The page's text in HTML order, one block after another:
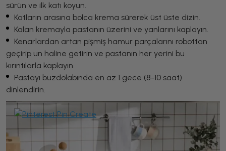
sürün ve ilk katı koyun.
Katların arasına bolca krema sürerek üst üste dizin.
Kalan kremayla pastanın üzerini ve yanlarını kaplayın.
Kenarlardan artan pişmiş hamur parçalarını robottan
geçirip un haline getirin ve pastanın her yerini bu
kırıntılarla kaplayın.
Pastayı buzdolabında en az 1 gece (8-10 saat)
dinlendirin.